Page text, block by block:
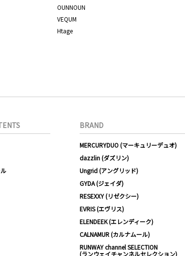
OUNNOUN
VEQUM
Htage
BRAND
MERCURYDUO (マーキュリーデュオ)
dazzlin (ダズリン)
Ungrid (アングリッド)
GYDA (ジェイダ)
RESEXXY (リゼクシー)
EVRIS (エヴリス)
ELENDEEK (エレンディーク)
CALNAMUR (カルナムール)
RUNWAY channel SELECTION
(ランウェイチャンネルセレクション)